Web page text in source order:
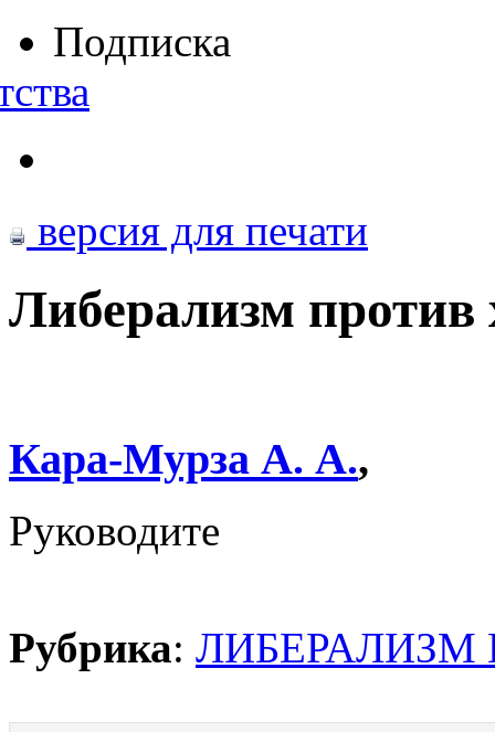
Подписка
версия для печати
Либерализм против
Кара-Мурза А. А.,
Руководите
Рубрика: ЛИБЕРАЛИЗМ